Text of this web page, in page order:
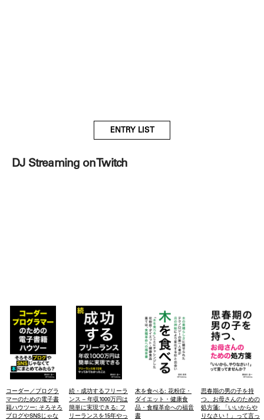
ENTRY LIST
DJ Streaming on Twitch
コーダー／プログラ
マーのための電子書
籍ハウツー: そろそろ
ブログやSNSじゃな
続・成功するフリーラ
ンス – 年収1000万円は
簡単に実現できる: フ
リーランスを15年やっ
木を食べる: 花粉症・
ダイエット・健康食
品・食糧革命への福音
書
思春期の男の子を持
つ、お母さんのための
処方箋: 「いいからや
りなさい！」って言っ